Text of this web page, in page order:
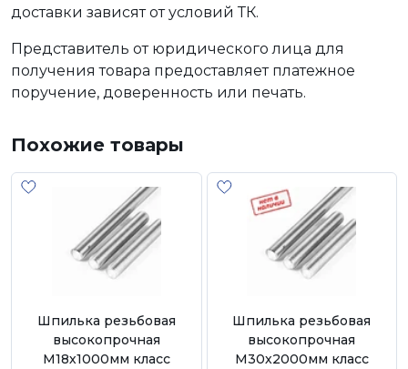
доставки зависят от условий ТК.
Представитель от юридического лица для
получения товара предоставляет платежное
поручение, доверенность или печать.
Похожие товары
Шпилька резьбовая
высокопрочная
М18х1000мм класс
Шпилька резьбовая
высокопрочная
М30х2000мм класс